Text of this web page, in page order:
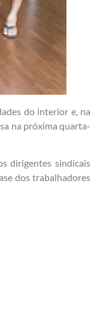
do interior e, na
na próxima quarta-
dirigentes sindicais
dos trabalhadores